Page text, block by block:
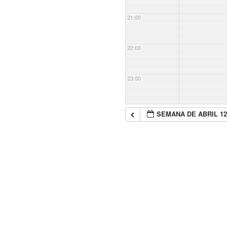
21:00
22:00
23:00
SEMANA DE ABRIL 12